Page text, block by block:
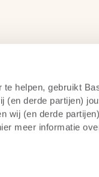
helpen, gebruikt
(en derde partijen)
wij (en derde
meer informatie